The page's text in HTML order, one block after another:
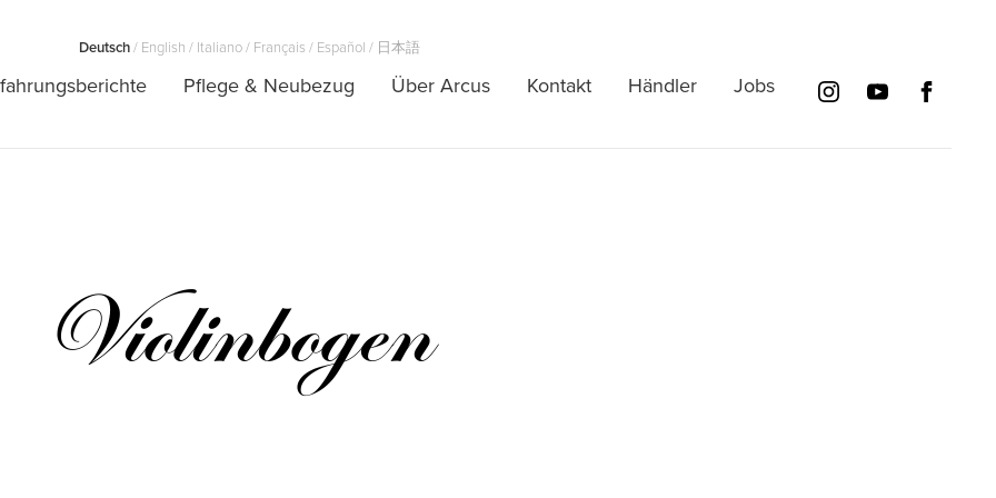
Pflege & Neubezug Über Arcus Kontakt Händler Jobs
Deutsch/ English / Italiano/ Français / Español / 日本語
Violinbogen